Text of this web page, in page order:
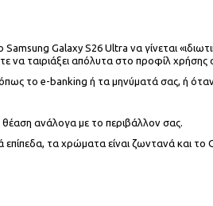
Galaxy S26 Ultra να γίνεται
να ταιριάξει απόλυτα στο προφίλ χρήσης
το e-banking ή τα μηνύματά σας, ή
ανάλογα με το περιβάλλον σας.
επίπεδα, τα χρώματα είναι ζωντανά και